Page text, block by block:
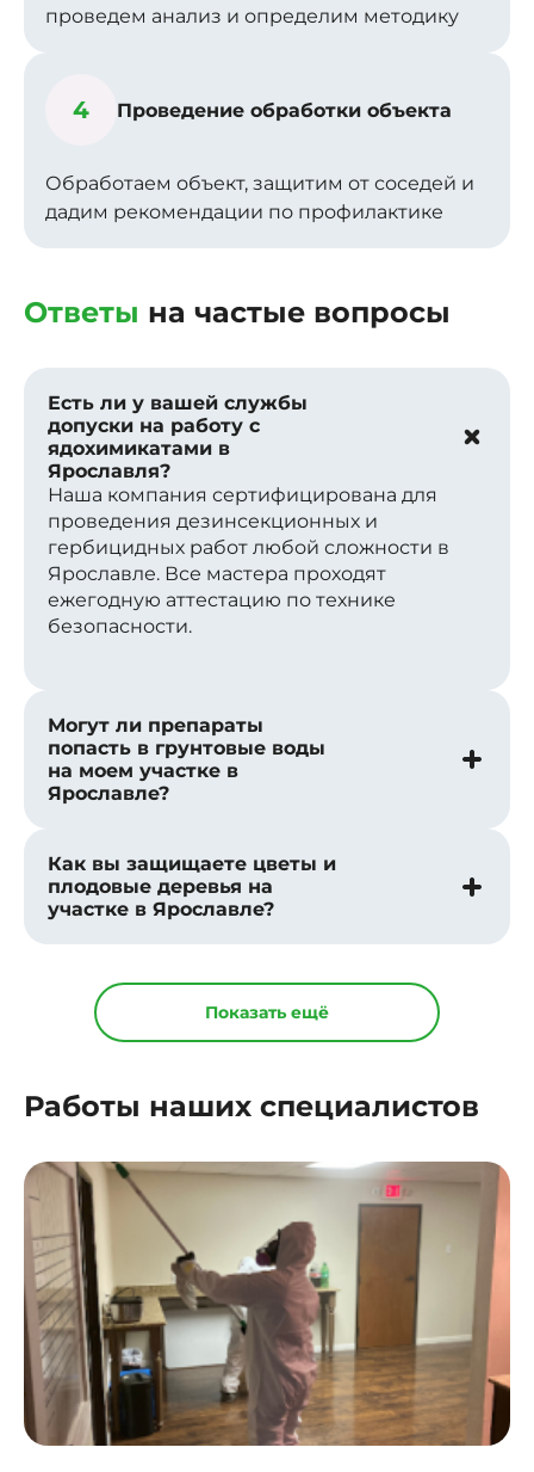
проведем анализ и определим методику
4 Проведение обработки объекта
Обработаем объект, защитим от соседей и
дадим рекомендации по профилактике
Ответы на частые вопросы
Есть ли у вашей службы
допуски на работу с
ядохимикатами в
Ярославля?
Наша компания сертифицирована для
проведения дезинсекционных и
гербицидных работ любой сложности в
Ярославле. Все мастера проходят
ежегодную аттестацию по технике
безопасности.
Могут ли препараты
попасть в грунтовые воды
на моем участке в
Ярославле?
Как вы защищаете цветы и
плодовые деревья на
участке в Ярославле?
Показать ещё
Работы наших специалистов